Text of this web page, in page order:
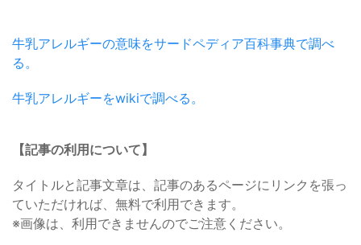
牛乳アレルギーの意味をサードペディア百科事典で調べ
る。
牛乳アレルギーをwikiで調べる。
【記事の利用について】
タイトルと記事文章は、記事のあるページにリンクを張っ
ていただければ、無料で利用できます。
※画像は、利用できませんのでご注意ください。